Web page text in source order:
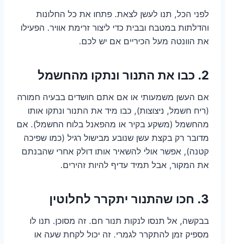
לפני הכל, תנו לעשן לצאת. פתחו את כל החלונות
והדלתות במטבח ובבית כדי ליצור זרימת אוויר. הפעילו
את הוונטה מעל הכיריים אם יש לכם.
2. כבו את התנור ונתקו מהחשמל
אם העשן משמעותי או אם אתם חושדים בבעיה חמורה
(ריח חשמל, ניצוצות), כבו מיד את התנור ונתקו אותו
מהחשמל (משקע בקיר או מהפאנל בלוח החשמל). אם
מדובר רק בקצת עשן שנובע מבישול רגיל (כמו שפיכה
קטנה), אפשר אולי להשאיר אותו דולק אחרי שהבנתם
את המקור, אבל תמיד עדיף להיות זהירים.
3. חכו שהתנור יתקרר לחלוטין
בבקשה, אל תנסו לנקות תנור חם. זה מסוכן. תנו לו
מספיק זמן להתקרר לגמרי. זה יכול לקחת שעה או